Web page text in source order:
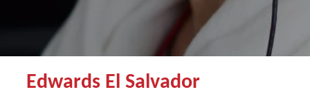
Edwards El Salvador